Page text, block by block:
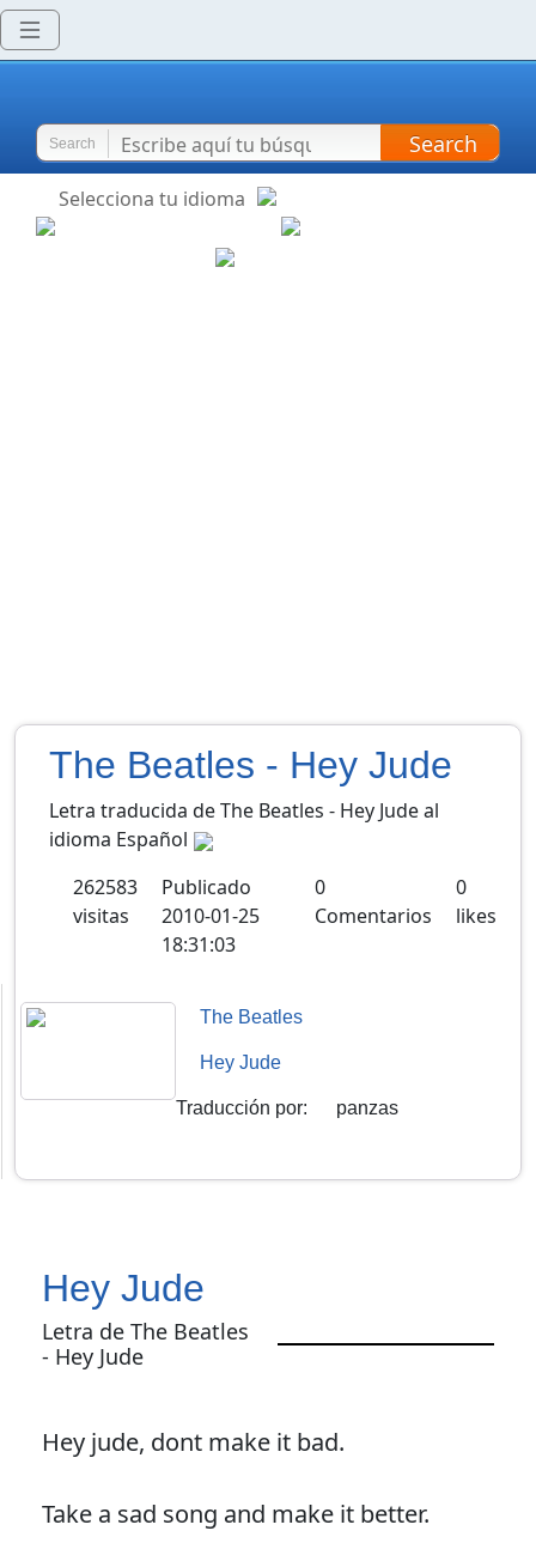
Search Search
Selecciona tu idioma
The Beatles - Hey Jude
Letra traducida de The Beatles - Hey Jude al
idioma Español
262583
visitas
Publicado
2010-01-25
18:31:03
0
Comentarios
0
likes
The Beatles
Hey Jude
Traducción por: panzas
Hey Jude
Letra de The Beatles
- Hey Jude
Hey jude, dont make it bad.
Take a sad song and make it better.